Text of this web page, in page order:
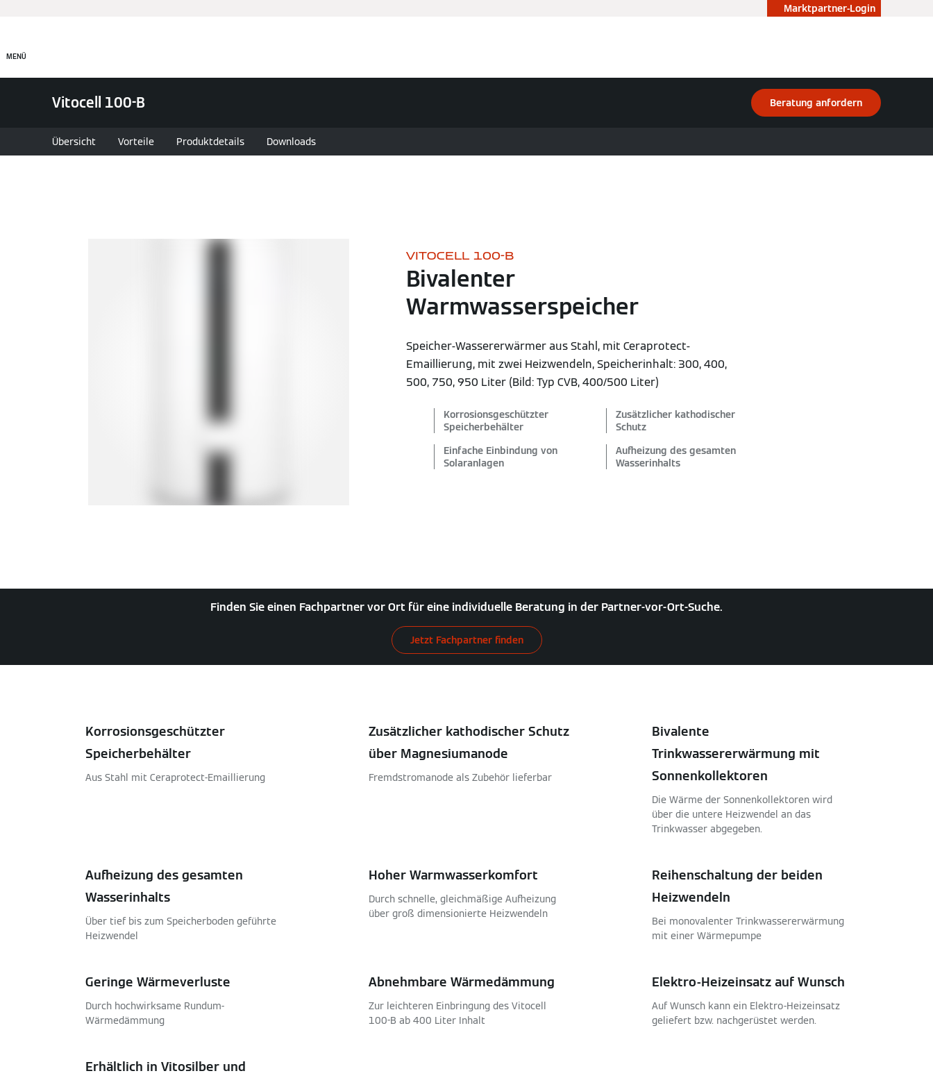
Marktpartner-Login
MENÜ
Vitocell 100-B Beratung anfordern
Übersicht Vorteile Produktdetails Downloads
VITOCELL 100-B
Bivalenter
Warmwasserspeicher
Speicher-Wassererwärmer aus Stahl, mit Ceraprotect-
Emaillierung, mit zwei Heizwendeln, Speicherinhalt: 300, 400,
500, 750, 950 Liter (Bild: Typ CVB, 400/500 Liter)
Korrosionsgeschützter
Speicherbehälter
Zusätzlicher kathodischer
Schutz
Einfache Einbindung von
Solaranlagen
Aufheizung des gesamten
Wasserinhalts
Finden Sie einen Fachpartner vor Ort für eine individuelle Beratung in der Partner-vor-Ort-Suche.
Jetzt Fachpartner finden
Korrosionsgeschützter
Speicherbehälter
Aus Stahl mit Ceraprotect-Emaillierung
Zusätzlicher kathodischer Schutz
über Magnesiumanode
Fremdstromanode als Zubehör lieferbar
Bivalente
Trinkwassererwärmung mit
Sonnenkollektoren
Die Wärme der Sonnenkollektoren wird
über die untere Heizwendel an das
Trinkwasser abgegeben.
Aufheizung des gesamten
Wasserinhalts
Über tief bis zum Speicherboden geführte
Heizwendel
Hoher Warmwasserkomfort
Durch schnelle, gleichmäßige Aufheizung
über groß dimensionierte Heizwendeln
Reihenschaltung der beiden
Heizwendeln
Bei monovalenter Trinkwassererwärmung
mit einer Wärmepumpe
Geringe Wärmeverluste
Durch hochwirksame Rundum-
Wärmedämmung
Abnehmbare Wärmedämmung
Zur leichteren Einbringung des Vitocell
100-B ab 400 Liter Inhalt
Elektro-Heizeinsatz auf Wunsch
Auf Wunsch kann ein Elektro-Heizeinsatz
geliefert bzw. nachgerüstet werden.
Erhältlich in Vitosilber und